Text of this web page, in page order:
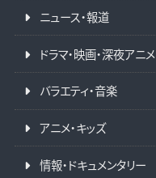
ニュース・報道
ドラマ・映画・深夜アニメ
バラエティ・音楽
アニメ・キッズ
情報・ドキュメンタリー